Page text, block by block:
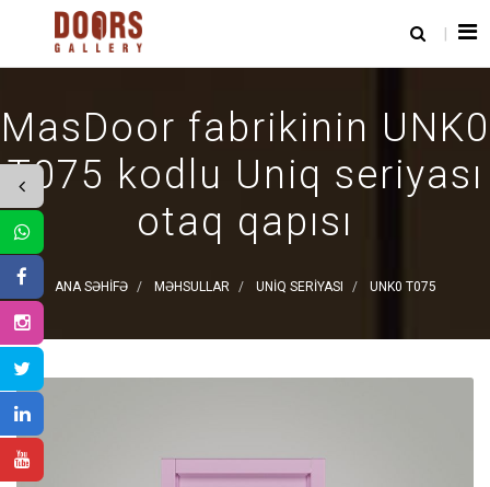
MasDoor fabrikinin UNK0
T075 kodlu Uniq seriyası
otaq qapısı
ANA SƏHIFƏ MƏHSULLAR UNIQ SERIYASI UNK0 T075